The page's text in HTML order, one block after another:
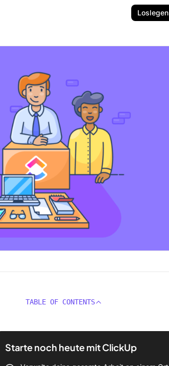
Loslegen
TABLE OF CONTENTS
Starte noch heute mit ClickUp